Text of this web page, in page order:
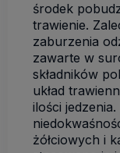
środek
trawienie.
zaburzenia
zawarte w
składników
układ
ilości
żółciowych i